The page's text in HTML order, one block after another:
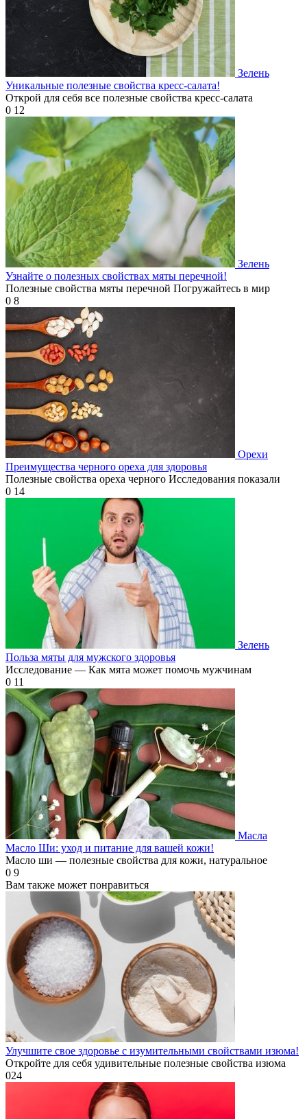
Зелень
Уникальные полезные свойства кресс-салата!
Открой для себя все полезные свойства кресс-салата
0 12
Зелень
Узнайте о полезных свойствах мяты перечной!
Полезные свойства мяты перечной Погружайтесь в мир
0 8
Орехи
Преимущества черного ореха для здоровья
Полезные свойства ореха черного Исследования показали
0 14
Зелень
Польза мяты для мужского здоровья
Исследование — Как мята может помочь мужчинам
0 11
Масла
Масло Ши: уход и питание для вашей кожи!
Масло ши — полезные свойства для кожи, натуральное
0 9
Вам также может понравиться
Улучшите свое здоровье с изумительными свойствами изюма!
Откройте для себя удивительные полезные свойства изюма
024